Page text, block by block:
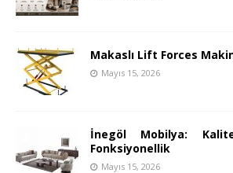
Makaslı Lift Forces
Mayıs 15, 2026
İnegöl Mobilya:
Fonksiyonellik
Mayıs 15, 2026